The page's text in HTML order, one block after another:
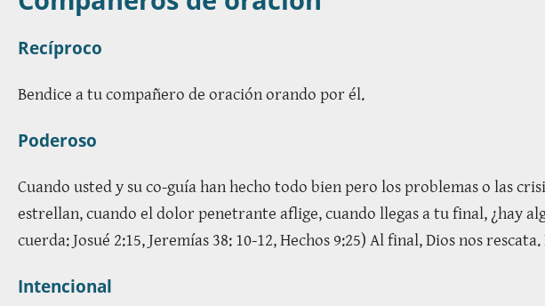
Recíproco
Bendice a tu compañero de oración orando por él.
Poderoso
Cuando usted y su co-guía han hecho todo bien pero los problemas o las
estrellan, cuando el dolor penetrante aflige, cuando llegas a tu final, ¿hay
cuerda: Josué 2:15, Jeremías 38: 10-12, Hechos 9:25) Al final, Dios nos
Intencional